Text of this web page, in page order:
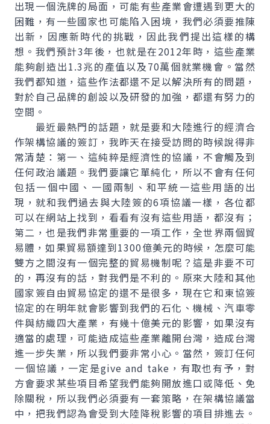
出現一個洗牌的局面，可能有些產業會遭遇到更大的
困難，有一些國家也可能陷入困境，我們必須要推陳
出新，因應新時代的挑戰，因此我們提出這樣的構
想。我們預計3年後，也就是在2012年時，這些產業
能夠創造出1.3兆的產值以及70萬個就業機會。當然
我們都知道，這些作法都還不足以解決所有的問題，
對於自己品牌的創設以及研發的加強，都還有努力的
空間。
最近最熱門的話題，就是要和大陸進行的經濟合
作架構協議的簽訂，我昨天在接受訪問的時候說得非
常清楚：第一、這純粹是經濟性的協議，不會觸及到
任何政治議題。我們要讓它單純化，所以不會有任何
包括一個中國、一國兩制、和平統一這些用語的出
現，就和我們過去與大陸簽的6項協議一樣，各位都
可以在網站上找到，看看有沒有這些用語，都沒有；
第二，也是我們非常重要的一項工作，全世界兩個貿
易體，如果貿易額達到1300億美元的時候，怎麼可能
雙方之間沒有一個完整的貿易機制呢？這是非要不可
的，再沒有的話，對我們是不利的。原來大陸和其他
國家簽自由貿易協定的還不是很多，現在它和東協簽
協定的在明年就會影響到我們的石化、機械、汽車零
件與紡織四大產業，有幾十億美元的影響，如果沒有
適當的處理，可能造成這些產業離開台灣，造成台灣
進一步失業，所以我們要非常小心。當然，簽訂任何
一個協議，一定是give and take，有取也有予，對
方會要求某些項目希望我們能夠開放進口或降低、免
除關稅，所以我們必須要有一套策略，在架構協議當
中，把我們認為會受到大陸降稅影響的項目排進去。